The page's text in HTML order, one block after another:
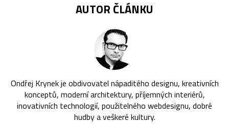
AUTOR ČLÁNKU
Ondřej Krynek je obdivovatel nápaditého designu, kreativních
konceptů, moderní architektury, příjemných interiérů,
inovativních technologií, použitelného webdesignu, dobré
hudby a veškeré kultury.